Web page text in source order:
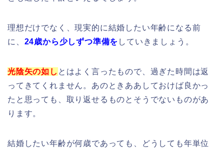
理想だけでなく、現実的に結婚したい年齢になる前
に、 24歳から少しずつ準備を していきましょう。
光陰矢の如し とはよく言ったもので、過ぎた時間は返
ってきてくれません。あのときああしておけば良かっ
たと思っても、取り返せるものとそうでないものがあ
ります。
結婚したい年齢が何歳であっても、どうしても年単位